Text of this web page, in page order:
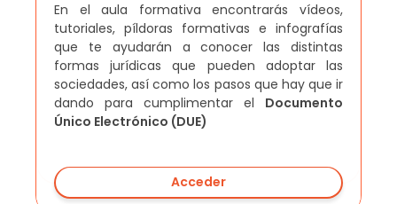
En el aula formativa encontrarás vídeos,
tutoriales, píldoras formativas e infografías
que te ayudarán a conocer las distintas
formas jurídicas que pueden adoptar las
sociedades, así como los pasos que hay que ir
dando para cumplimentar el Documento
Único Electrónico (DUE)
Acceder